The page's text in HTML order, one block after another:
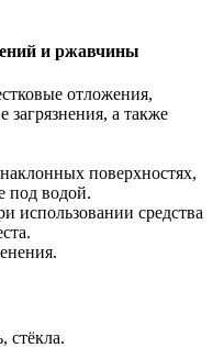
и ржавчины
отложения,
а также
поверхностях,
под водой.
использовании средства
стёкла.